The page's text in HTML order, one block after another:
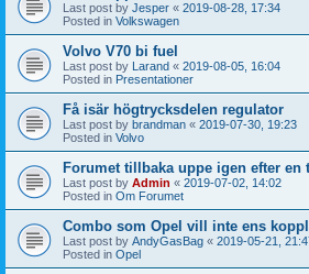
Last post by Jesper « 2019-08-28, 17:34
Posted in Volkswagen
Volvo V70 bi fuel
Last post by Larand « 2019-08-05, 16:04
Posted in Presentationer
Få isär högtrycksdelen regulator
Last post by brandman « 2019-07-30, 19:23
Posted in Volvo
Forumet tillbaka uppe igen efter en
Last post by Admin « 2019-07-02, 14:02
Posted in Om Forumet
Combo som Opel vill inte ens
Last post by AndyGasBag « 2019-05-21,
Posted in Opel